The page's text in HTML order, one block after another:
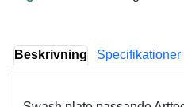
Beskrivning Specifikationer